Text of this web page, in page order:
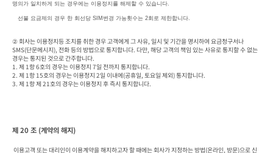
명의가 일치하게 되는 경우에는 이용정지를 해제할 수 있습니다.
   선불 요금제의 경우 한 회선당 SIM변경 가능횟수는 2회로 제한합니다.
② 회사는 이용정지등 조치를 취한 경우 고객에게 그 사유, 일시 및 기간을 명시하여 요금청구서나
SMS(단문메시지), 전화 등의 방법으로 통지합니다. 다만, 해당 고객의 책임 있는 사유로 통지할 수 없는
경우는 통지된 것으로 간주합니다.
1. 제 1항 6호의 경우는 이용정지 7일 전까지 통지합니다.
2. 제 1항 15호의 경우는 이용정지 2일 이내에(공휴일, 토요일 제외) 통지합니다.
3. 제 1항 제 21호의 경우는 이용정지 후 즉시 통지합니다.
제 20 조 (계약의 해지)